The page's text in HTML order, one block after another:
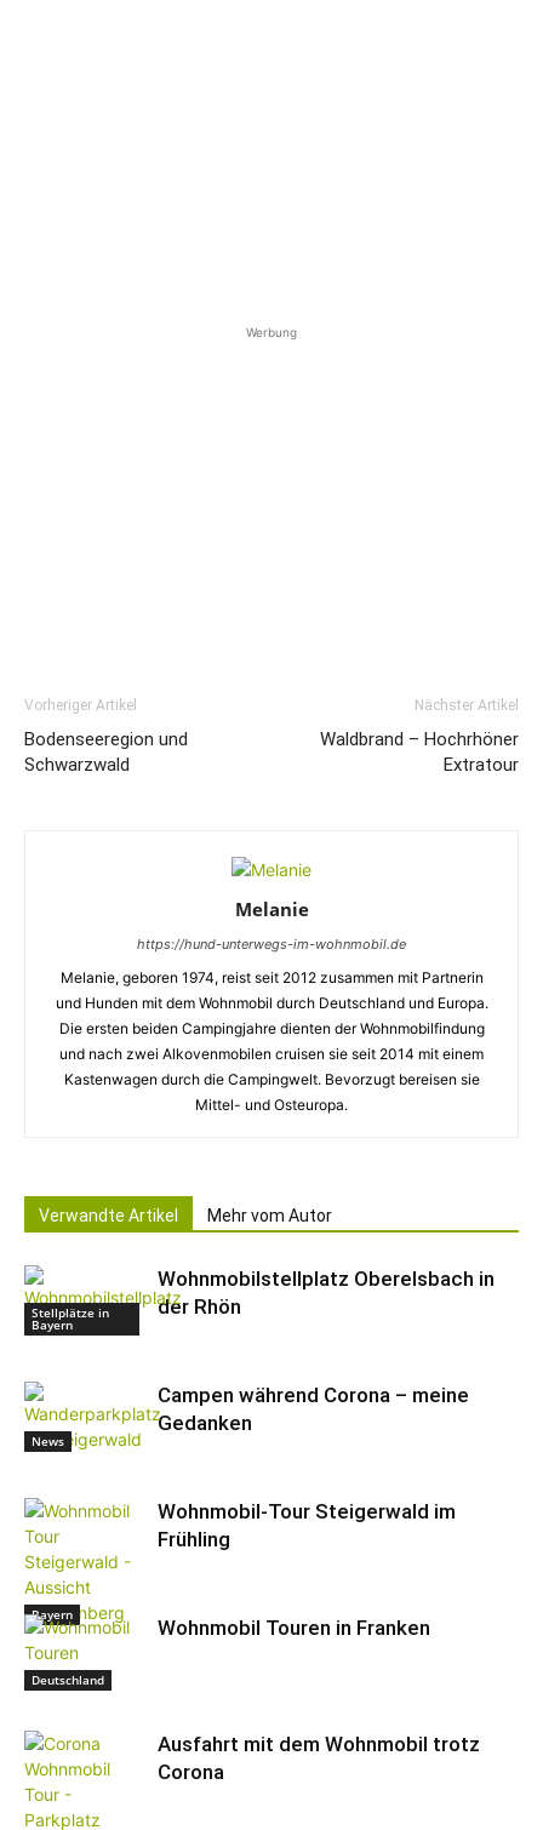
Werbung
Vorheriger Artikel
Bodenseeregion und
Schwarzwald
Nächster Artikel
Waldbrand – Hochrhöner
Extratour
Melanie
https://hund-unterwegs-im-wohnmobil.de
Melanie, geboren 1974, reist seit 2012 zusammen mit Partnerin
und Hunden mit dem Wohnmobil durch Deutschland und Europa.
Die ersten beiden Campingjahre dienten der Wohnmobilfindung
und nach zwei Alkovenmobilen cruisen sie seit 2014 mit einem
Kastenwagen durch die Campingwelt. Bevorzugt bereisen sie
Mittel- und Osteuropa.
Verwandte Artikel Mehr vom Autor
Stellplätze in
Bayern
Wohnmobilstellplatz Oberelsbach in
der Rhön
News
Campen während Corona – meine
Gedanken
Bayern
Wohnmobil-Tour Steigerwald im
Frühling
Deutschland
Wohnmobil Touren in Franken
Ausfahrt mit dem Wohnmobil trotz
Corona